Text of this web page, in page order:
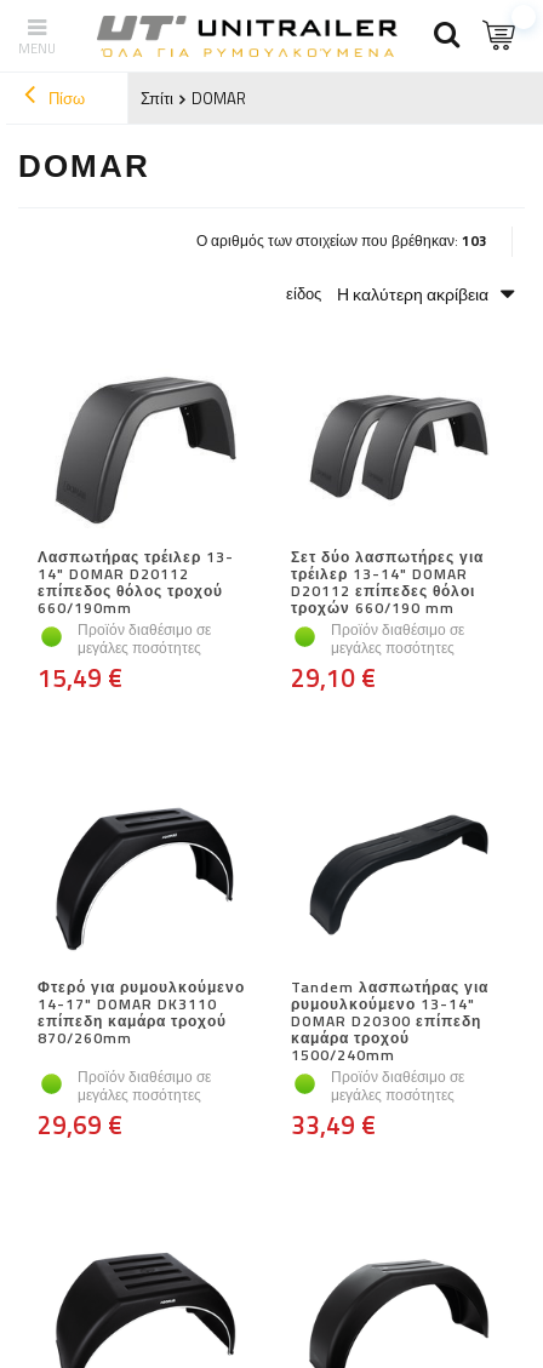
Πίσω Σπίτι DOMAR
DOMAR
Ο αριθμός των στοιχείων που βρέθηκαν: 103
είδος Η καλύτερη ακρίβεια
Λασπωτήρας τρέιλερ 13-
14" DOMAR D20112
επίπεδος θόλος τροχού
660/190mm
Προϊόν διαθέσιμο σε
μεγάλες ποσότητες
15,49 €
Σετ δύο λασπωτήρες για
τρέιλερ 13-14" DOMAR
D20112 επίπεδες θόλοι
τροχών 660/190 mm
Προϊόν διαθέσιμο σε
μεγάλες ποσότητες
29,10 €
Φτερό για ρυμουλκούμενο
14-17" DOMAR DK3110
επίπεδη καμάρα τροχού
870/260mm
Προϊόν διαθέσιμο σε
μεγάλες ποσότητες
29,69 €
Tandem λασπωτήρας για
ρυμουλκούμενο 13-14"
DOMAR D20300 επίπεδη
καμάρα τροχού
1500/240mm
Προϊόν διαθέσιμο σε
μεγάλες ποσότητες
33,49 €